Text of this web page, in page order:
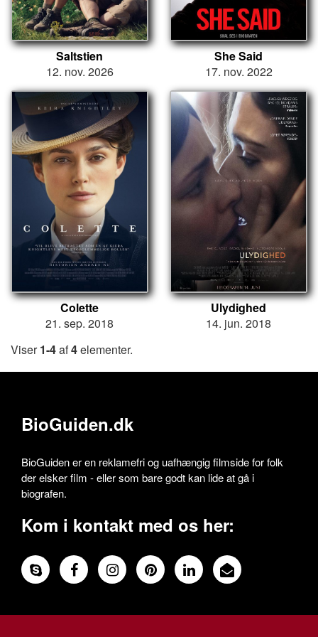
Saltstien
12. nov. 2026
She Said
17. nov. 2022
Colette
21. sep. 2018
Ulydighed
14. jun. 2018
Viser1-4af4elementer.
BioGuiden.dk
BioGuiden er en reklamefri og uafhængig filmside for folk
der elsker film - eller som bare godt kan lide at gå i
biografen.
Kom i kontakt med os her: